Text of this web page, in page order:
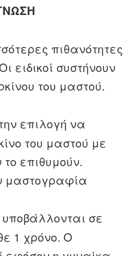
πιθανότητες
ειδικοί συστήνουν
του μαστού.
επιλογή να
του μαστού με
επιθυμούν.
μαστογραφία
σε
1 χρόνο. Ο